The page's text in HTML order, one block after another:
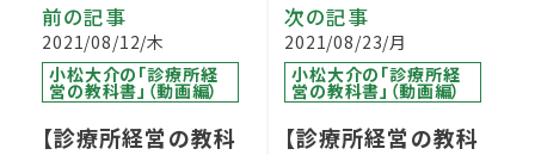
前の記事
2021/08/12/木
小松大介の「診療所経
営の教科書」（動画編）
【診療所経営の教科
次の記事
2021/08/23/月
小松大介の「診療所経
営の教科書」（動画編）
【診療所経営の教科